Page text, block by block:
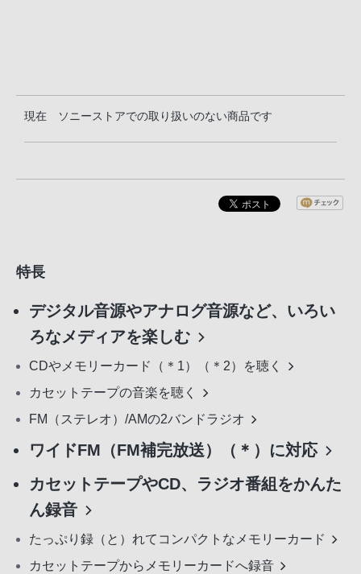
現在 ソニーストアでの取り扱いのない商品です
特長
デジタル音源やアナログ音源など、いろい
ろなメディアを楽しむ
CDやメモリーカード（＊1）（＊2）を聴く
カセットテープの音楽を聴く
FM（ステレオ）/AMの2バンドラジオ
ワイドFM（FM補完放送）（＊）に対応
カセットテープやCD、ラジオ番組をかんた
ん録音
たっぷり録（と）れてコンパクトなメモリーカード
カセットテープからメモリーカードへ録音